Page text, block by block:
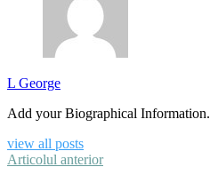
L George
Add your Biographical Information.
view all posts
Articolul anterior